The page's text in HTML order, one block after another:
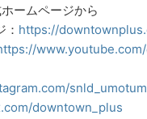
ームページから
https://
downtown_plus